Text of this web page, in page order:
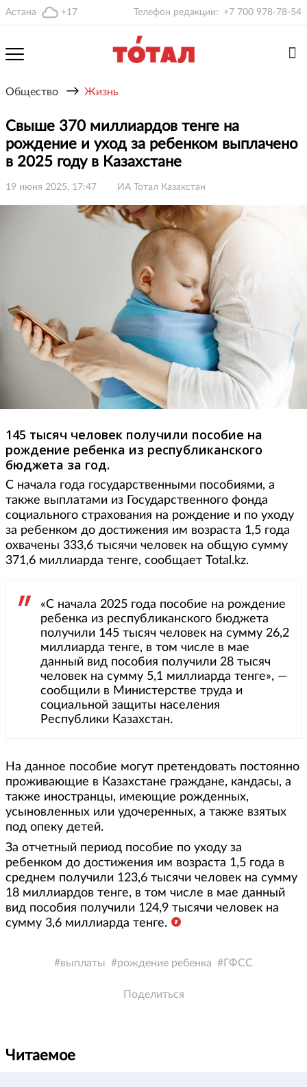
Астана +17 Телефон редакции: +7 700 978-78-54
Общество → Жизнь
Свыше 370 миллиардов тенге на
рождение и уход за ребенком выплачено
в 2025 году в Казахстане
19 июня 2025, 17:47 ИА Тотал Казахстан
145 тысяч человек получили пособие на
рождение ребенка из республиканского
бюджета за год.
С начала года государственными пособиями, а
также выплатами из Государственного фонда
социального страхования на рождение и по уходу
за ребенком до достижения им возраста 1,5 года
охвачены 333,6 тысячи человек на общую сумму
371,6 миллиарда тенге, сообщает Total.kz.
«С начала 2025 года пособие на рождение
ребенка из республиканского бюджета
получили 145 тысяч человек на сумму 26,2
миллиарда тенге, в том числе в мае
данный вид пособия получили 28 тысяч
человек на сумму 5,1 миллиарда тенге», —
сообщили в Министерстве труда и
социальной защиты населения
Республики Казахстан.
На данное пособие могут претендовать постоянно
проживающие в Казахстане граждане, кандасы, а
также иностранцы, имеющие рожденных,
усыновленных или удочеренных, а также взятых
под опеку детей.
За отчетный период пособие по уходу за
ребенком до достижения им возраста 1,5 года в
среднем получили 123,6 тысячи человек на сумму
18 миллиардов тенге, в том числе в мае данный
вид пособия получили 124,9 тысячи человек на
сумму 3,6 миллиарда тенге.
выплаты рождение ребенка ГФСС
Поделиться
Читаемое